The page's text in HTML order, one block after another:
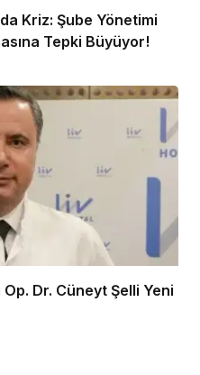
Kriz: Şube Yönetimi
Tepki Büyüyor!
Dr. Cüneyt Şelli Yeni